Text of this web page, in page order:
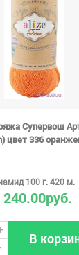
Супервош
цвет 336
100 г. 420 м.
240.00руб.
В